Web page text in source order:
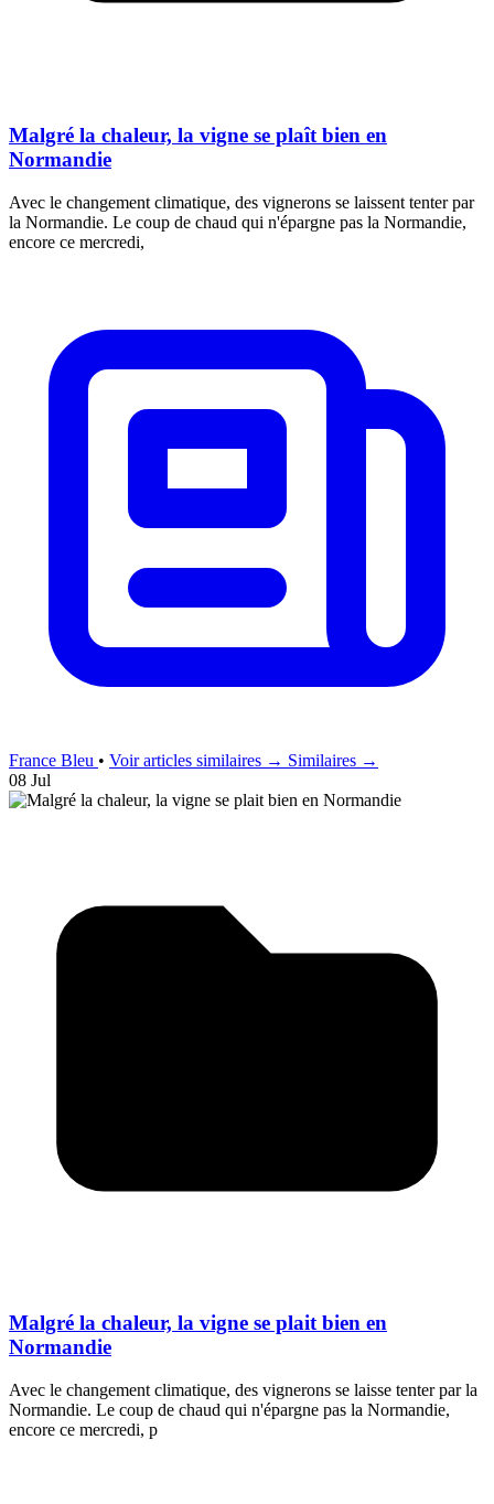
Malgré la chaleur, la vigne se plaît bien en
Normandie
Avec le changement climatique, des vignerons se laissent tenter par
la Normandie. Le coup de chaud qui n'épargne pas la Normandie,
encore ce mercredi,
France Bleu • Voir articles similaires → Similaires →
08 Jul
Malgré la chaleur, la vigne se plait bien en
Normandie
Avec le changement climatique, des vignerons se laisse tenter par la
Normandie. Le coup de chaud qui n'épargne pas la Normandie,
encore ce mercredi, p